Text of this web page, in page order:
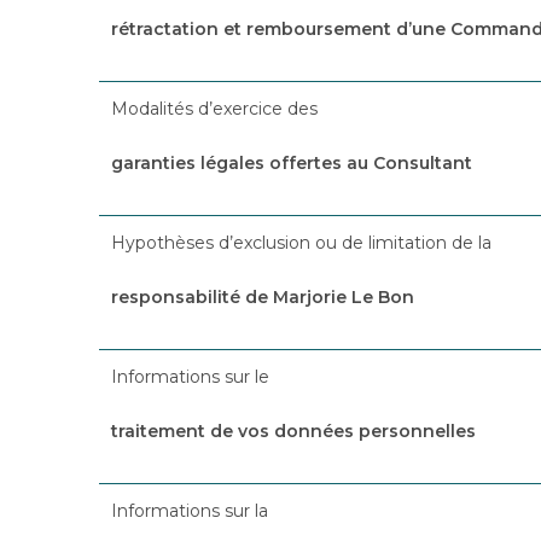
rétractation et remboursement d’une
Modalités d’exercice des
garanties légales offertes au Consultant
Hypothèses d’exclusion ou de limitation de la
responsabilité de Marjorie Le Bon
Informations sur le
traitement de vos données personnelles
Informations sur la